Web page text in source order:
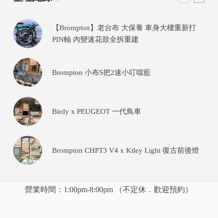
【Brompton】老台布 大保養 車身大樑重新打
PIN軸 內變速花鼓全拆重建
Brompton 小布S把2速小叮噹藍
Birdy x PEUGEOT 一代鳥車
Brompton CHPT3 V4 x Kiley Light 復古前後燈
營業時間：1:00pm-8:00pm （不定休．歡迎預約）